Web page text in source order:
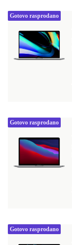
Gotovo rasprodano
Gotovo rasprodano
Gotovo rasprodano